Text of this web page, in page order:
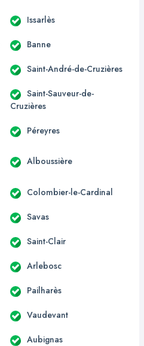
Issarlès
Banne
Saint-André-de-Cruzières
Saint-Sauveur-de-
Cruzières
Péreyres
Alboussière
Colombier-le-Cardinal
Savas
Saint-Clair
Arlebosc
Pailharès
Vaudevant
Aubignas